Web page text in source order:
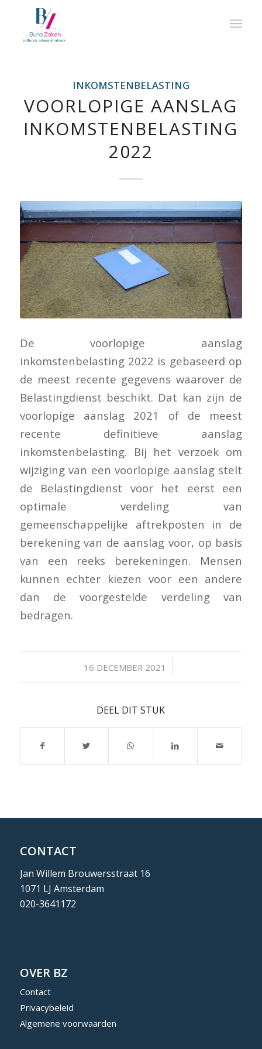
INKOMSTENBELASTING
VOORLOPIGE AANSLAG
INKOMSTENBELASTING
2022
De voorlopige aanslag
inkomstenbelasting 2022 is gebaseerd op
de meest recente gegevens waarover de
Belastingdienst beschikt. Dat kan zijn de
voorlopige aanslag 2021 of de meest
recente definitieve aanslag
inkomstenbelasting. Bij het verzoek om
wijziging van een voorlopige aanslag stelt
de Belastingdienst voor het eerst een
optimale verdeling van
gemeenschappelijke aftrekposten in de
berekening van de aanslag voor, op basis
van een reeks berekeningen. Mensen
kunnen echter kiezen voor een andere
dan de voorgestelde verdeling van
bedragen.
16 DECEMBER 2021
/
DEEL DIT STUK
CONTACT
Jan Willem Brouwersstraat 16
1071 LJ Amsterdam
020-3641172
OVER BZ
Contact
Privacybeleid
Algemene voorwaarden